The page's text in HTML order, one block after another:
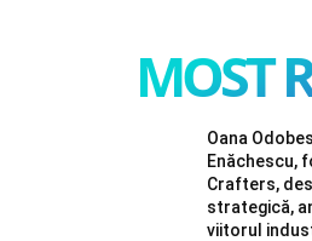
MOST
Oana
Enăchescu,
Crafters,
strategică,
viitorul